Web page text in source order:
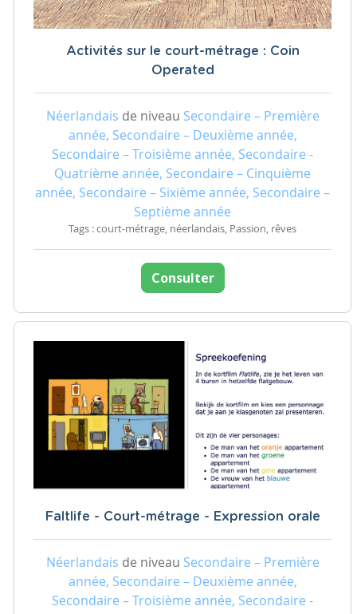
Activités sur le court-métrage : Coin
Operated
Néerlandais de niveau Secondaire – Première
année, Secondaire – Deuxième année,
Secondaire – Troisième année, Secondaire -
Quatrième année, Secondaire – Cinquième
année, Secondaire – Sixième année, Secondaire –
Septième année
Tags : court-métrage, néerlandais, Passion, rêves
Consulter
Faltlife - Court-métrage - Expression orale
Néerlandais de niveau Secondaire – Première
année, Secondaire – Deuxième année,
Secondaire – Troisième année, Secondaire -